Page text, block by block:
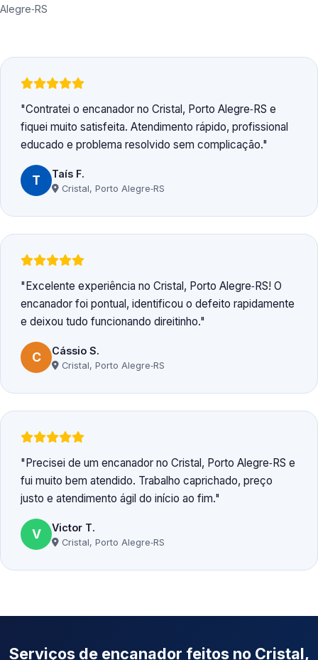
Alegre‑RS
Contratei o encanador no Cristal, Porto Alegre‑RS e
fiquei muito satisfeita. Atendimento rápido, profissional
educado e problema resolvido sem complicação.
T Taís F.
Cristal, Porto Alegre‑RS
Excelente experiência no Cristal, Porto Alegre‑RS! O
encanador foi pontual, identificou o defeito rapidamente
e deixou tudo funcionando direitinho.
C Cássio S.
Cristal, Porto Alegre‑RS
Precisei de um encanador no Cristal, Porto Alegre‑RS e
fui muito bem atendido. Trabalho caprichado, preço
justo e atendimento ágil do início ao fim.
V Victor T.
Cristal, Porto Alegre‑RS
Serviços de encanador feitos no Cristal,